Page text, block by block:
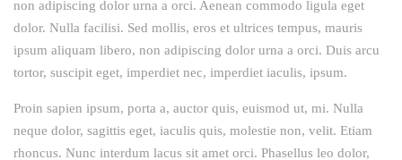
non adipiscing dolor urna a orci. Aenean commodo ligula eget
dolor. Nulla facilisi. Sed mollis, eros et ultrices tempus, mauris
ipsum aliquam libero, non adipiscing dolor urna a orci. Duis arcu
tortor, suscipit eget, imperdiet nec, imperdiet iaculis, ipsum.
Proin sapien ipsum, porta a, auctor quis, euismod ut, mi. Nulla
neque dolor, sagittis eget, iaculis quis, molestie non, velit. Etiam
rhoncus. Nunc interdum lacus sit amet orci. Phasellus leo dolor,